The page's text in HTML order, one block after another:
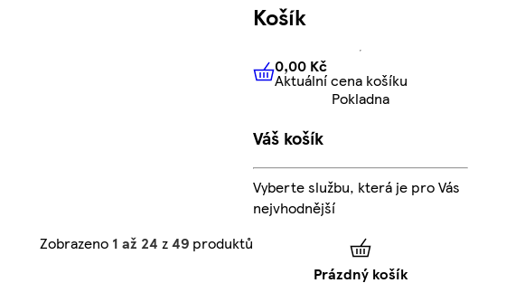
Zobrazeno 1 až 24 z49 produktů
Košík
0,00 KčAktuální cena košíku
0,00 Kč
Aktuální cena košíku
Pokladna
Váš košík
Vyberte službu, která je pro Vás
nejvhodnější
Prázdný košík